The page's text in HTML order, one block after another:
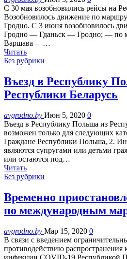
С 30 мая возобновились рейсы на
Возобновилось движение по
Гродно. С 3 июня возобновилось
Гродно — Гданьск — Гродно; — по
Варшава —…
Читать
Без рубрики
Въезд в Республику
Республики Беларусь
avgrodno.by Июн 5, 2020 0
Въезд в Республику Польша из
возможен только для следующих
Граждане Республики Польша, 2.
являются супругами или детьми
или остаются под…
Читать
Без рубрики
Временно
по международным
avgrodno.by Мар 15, 2020 0
В связи с введением
противодействию распространения
инфекции СОVID-19 Республикой